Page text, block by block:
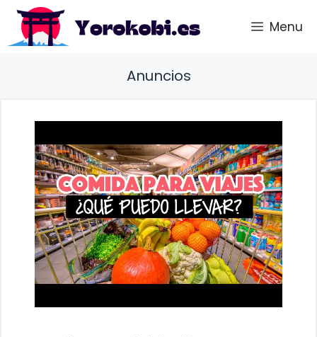
Saltar
contenido
Menu
Anuncios